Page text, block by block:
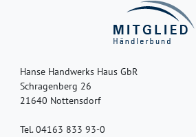
Hanse Handwerks Haus GbR
Schragenberg 26
21640 Nottensdorf
Tel. 04163 833 93-0